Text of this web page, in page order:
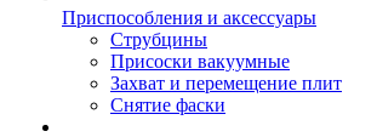
Приспособления и аксессуары
Струбцины
Присоски вакуумные
Захват и перемещение плит
Снятие фаски